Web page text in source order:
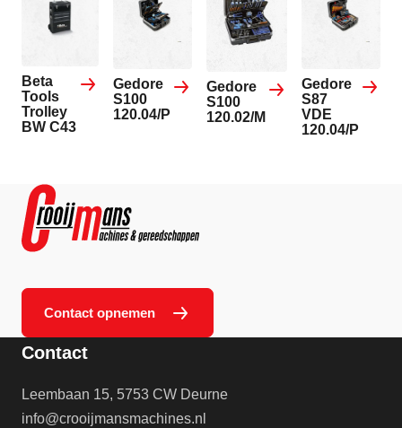
Beta
Tools
Trolley
BW C43
Gedore
S100
120.04/P
Gedore
S100
120.02/M
Gedore
S87
VDE
120.04/P
Contact opnemen
Contact
Leembaan 15, 5753 CW Deurne
info@crooijmansmachines.nl